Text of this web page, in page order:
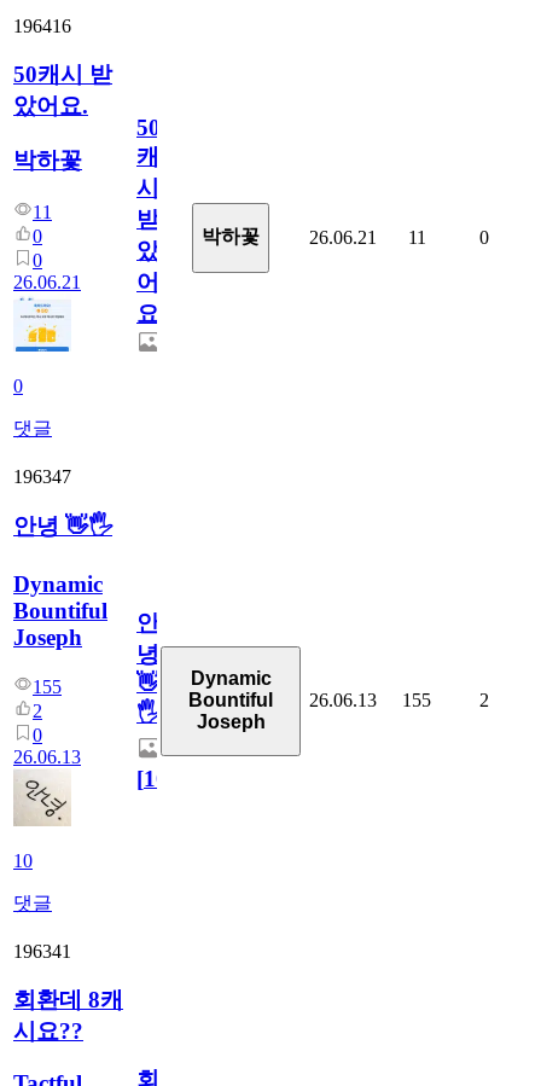
196416
50캐시 받
았어요.
박하꽃
11
0
0
26.06.21
0
댓글
50
캐
시
받
았
어
요.
박하꽃 26.06.21 11 0
196347
안녕 👋🖐
Dynamic
Bountiful
Joseph
155
2
0
26.06.13
10
댓글
안
녕
👋
🖐
[10
Dynamic
Bountiful
Joseph
26.06.13 155 2
196341
회환데 8캐
시요??
회